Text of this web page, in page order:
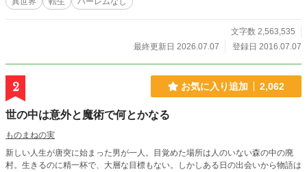
文字数 2,563,535
最終更新日 2026.07.07
登録日 2016.07.07
2 お気に入り追加 2,062
世の中は意外と魔術で何とかなる
ものまねの実
新しい人生が唐突に始まった男が一人。目覚めた場所は人のいない森の中の廃
村。生きるのに精一杯で、大層な目標もない。しかしある日の出会いから物語は